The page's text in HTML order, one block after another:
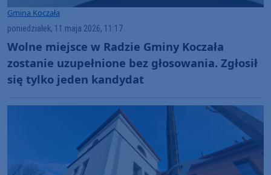
Gmina Koczała
poniedziałek, 11 maja 2026, 11:17
Wolne miejsce w Radzie Gminy Koczała
zostanie uzupełnione bez głosowania. Zgłosił
się tylko jeden kandydat